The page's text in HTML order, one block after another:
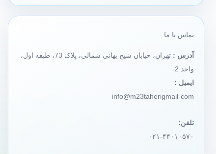
تماس با ما
آدرس :
تهران، خيابان شيخ بهائي شمالي، پلاک 73، طبقه اول،
واحد 2
ایمیل :
info@m23taherigmail-com
تلفن:
۰۲۱-۴۴۰۱۰۵۷۰